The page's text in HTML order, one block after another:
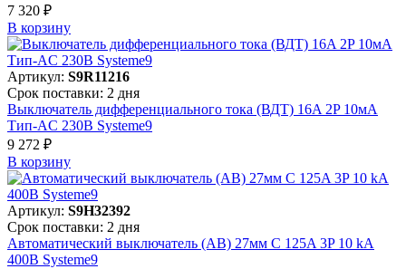
7 320 ₽
В корзинy
Артикул: S9R11216
Срок поставки: 2 дня
Выключатель дифференциального тока (ВДТ) 16A 2P 10мА
Тип-AC 230В Systeme9
9 272 ₽
В корзинy
Артикул: S9H32392
Срок поставки: 2 дня
Автоматический выключатель (АВ) 27мм C 125A 3P 10 kA
400В Systeme9